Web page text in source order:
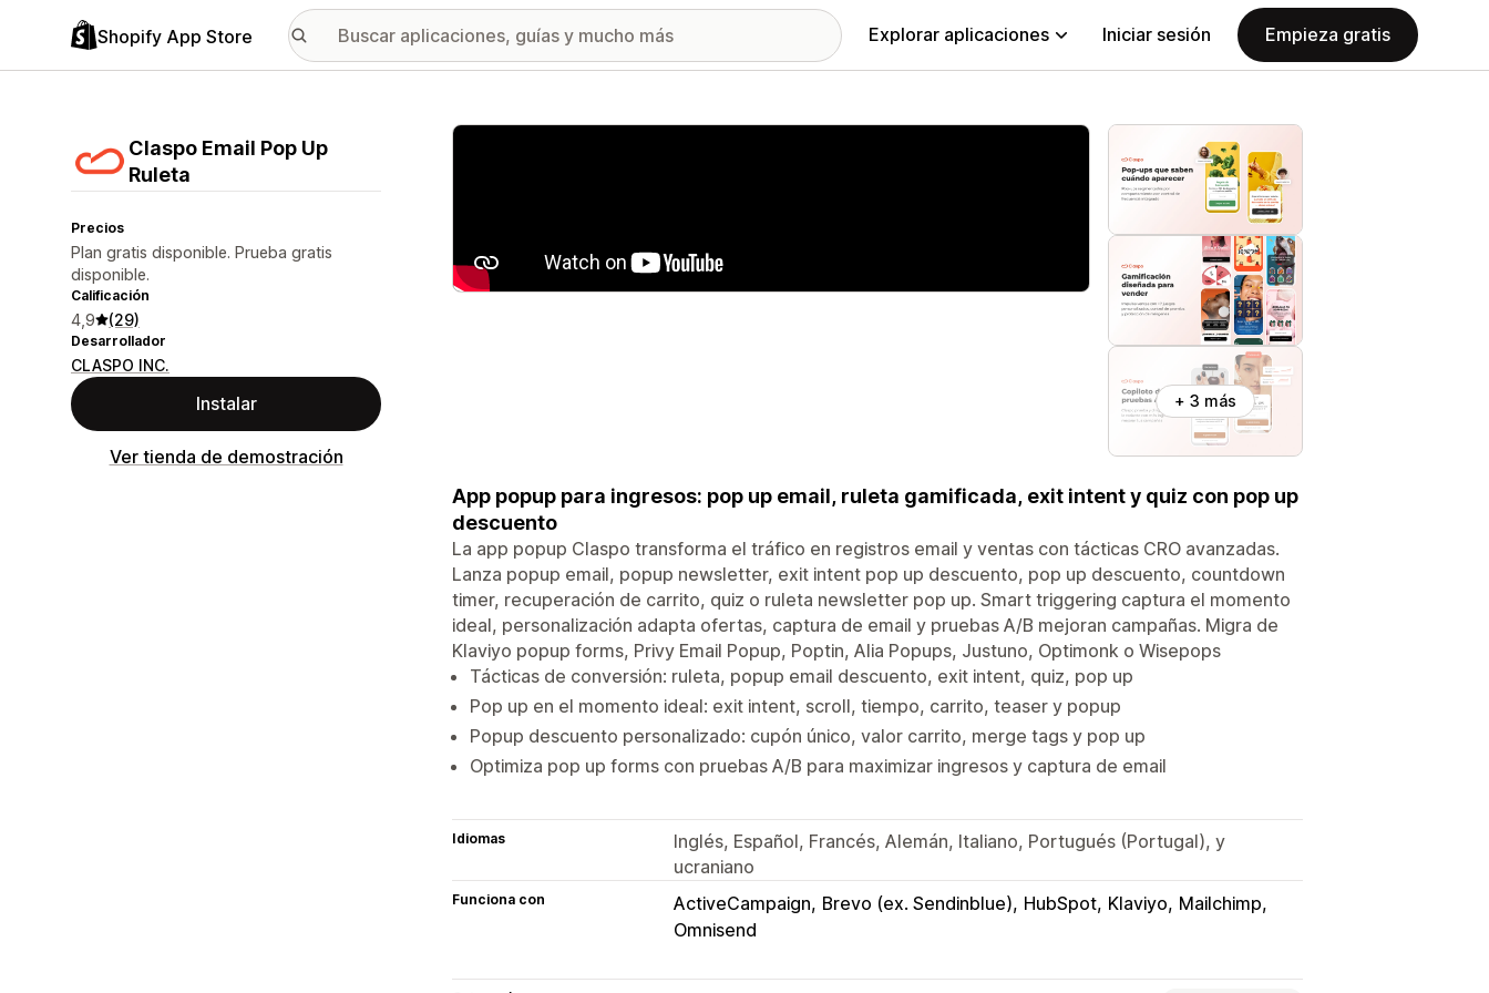
Shopify App Store Explorar aplicaciones Iniciar sesión Empieza gratis
Claspo Email Pop Up
Ruleta
Precios
Plan gratis disponible. Prueba gratis
disponible.
Calificación
4,9 (29)
Desarrollador
CLASPO INC.
Instalar
Ver tienda de demostración
Galería de imágenes destacadas
+ 3 más
App popup para ingresos: pop up email, ruleta gamificada, exit intent y quiz con pop up
descuento
La app popup Claspo transforma el tráfico en registros email y ventas con tácticas CRO avanzadas.
Lanza popup email, popup newsletter, exit intent pop up descuento, pop up descuento, countdown
timer, recuperación de carrito, quiz o ruleta newsletter pop up. Smart triggering captura el momento
ideal, personalización adapta ofertas, captura de email y pruebas A/B mejoran campañas. Migra de
Klaviyo popup forms, Privy Email Popup, Poptin, Alia Popups, Justuno, Optimonk o Wisepops
Tácticas de conversión: ruleta, popup email descuento, exit intent, quiz, pop up
Pop up en el momento ideal: exit intent, scroll, tiempo, carrito, teaser y popup
Popup descuento personalizado: cupón único, valor carrito, merge tags y pop up
Optimiza pop up forms con pruebas A/B para maximizar ingresos y captura de email
Idiomas
Inglés, Español, Francés, Alemán, Italiano, Portugués (Portugal), y
ucraniano
Funciona con ActiveCampaign Brevo (ex. Sendinblue) HubSpot Klaviyo Mailchimp
Omnisend